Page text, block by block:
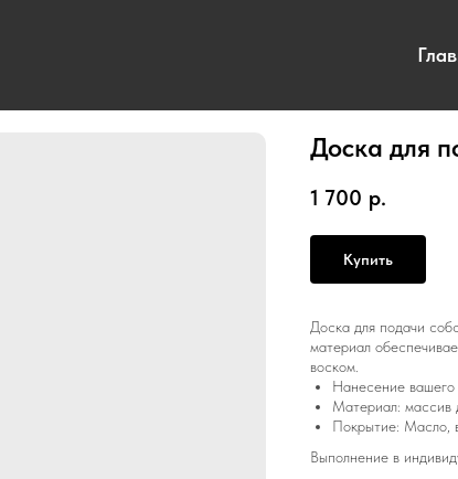
Доска для
1 700 р.
Купить
Доска для подачи
материал
воском.
Нанесение вашего
Материал: массив
Покрытие: Масло,
Выполнение в